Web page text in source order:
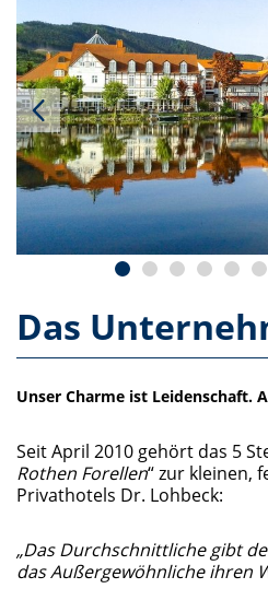
Das
Unser Charme ist Leidenschaft.
Seit April 2010 gehört das 5
Rothen Forellen“ zur kleinen,
Privathotels Dr. Lohbeck:
„Das Durchschnittliche gibt
das Außergewöhnliche ihren